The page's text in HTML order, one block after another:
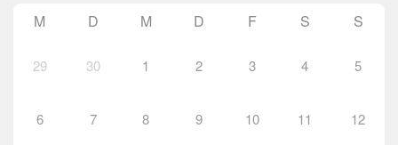
M D M D F S S
29 30 1 2 3 4 5
6 7 8 9 10 11 12